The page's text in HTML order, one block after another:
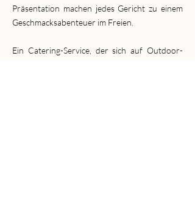
Präsentation machen jedes Gericht zu einem
Geschmacksabenteuer im Freien.
Ein Catering-Service, der sich auf Outdoor-